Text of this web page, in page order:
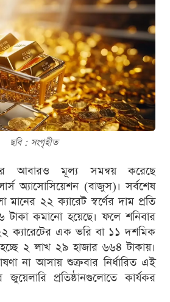
ছবি : সংগৃহীত
আবারও মূল্য সমন্বয় করেছে
অ্যাসোসিয়েশন (বাজুস)। সর্বশেষ
মানের ২২ ক্যারেট স্বর্ণের দাম প্রতি
কমানো হয়েছে। ফলে শনিবার
ক্যারেটের এক ভরি বা ১১ দশমিক
হচ্ছে ২ লাখ ২৯ হাজার ৬৬৪ টাকায়।
না আসায় শুক্রবার নির্ধারিত এই
প্রতিষ্ঠানগুলোতে কার্যকর